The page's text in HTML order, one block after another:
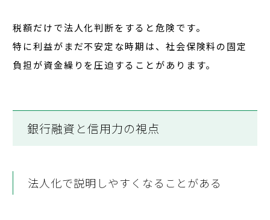
税額だけで法人化判断をすると危険です。
特に利益がまだ不安定な時期は、社会保険料の固定
負担が資金繰りを圧迫することがあります。
銀行融資と信用力の視点
法人化で説明しやすくなることがある